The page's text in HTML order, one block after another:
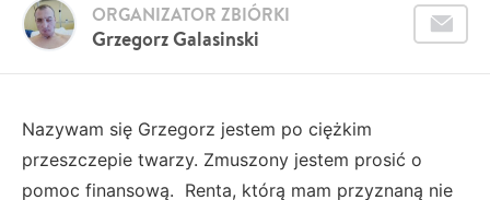
Grzegorz Galasinski
ORGANIZATOR ZBIÓRKI
Nazywam się Grzegorz jestem po ciężkim
przeszczepie twarzy. Zmuszony jestem prosić o
pomoc finansową. Renta, którą mam przyznaną nie